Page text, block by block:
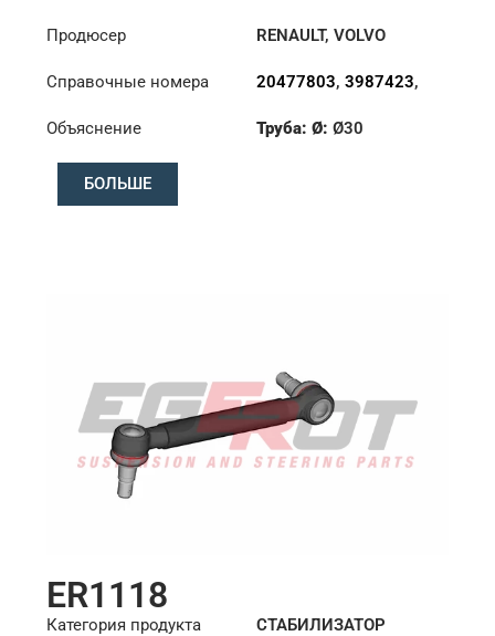
Продюсер RENAULT,VOLVO
Справочные номера 20477803,3987423,
Объяснение
Труба: Ø:Ø30
БОЛЬШЕ
ER1118
Категория продукта СТАБИЛИЗАТОР